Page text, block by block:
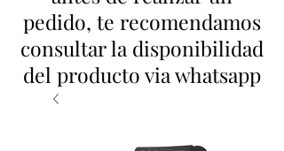
pedido, te recomendamos
consultar la disponibilidad
del producto via whatsapp